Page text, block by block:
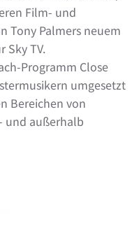
Film- und
Tony Palmers neuem
Sky TV.
Programm Close
umgesetzt
Bereichen von
und außerhalb